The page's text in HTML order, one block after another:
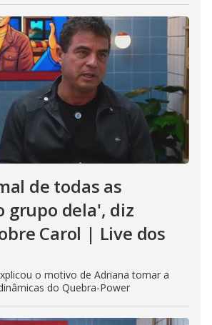
de todas as
grupo dela', diz
Carol | Live dos
o motivo de Adriana tomar a
do Quebra-Power